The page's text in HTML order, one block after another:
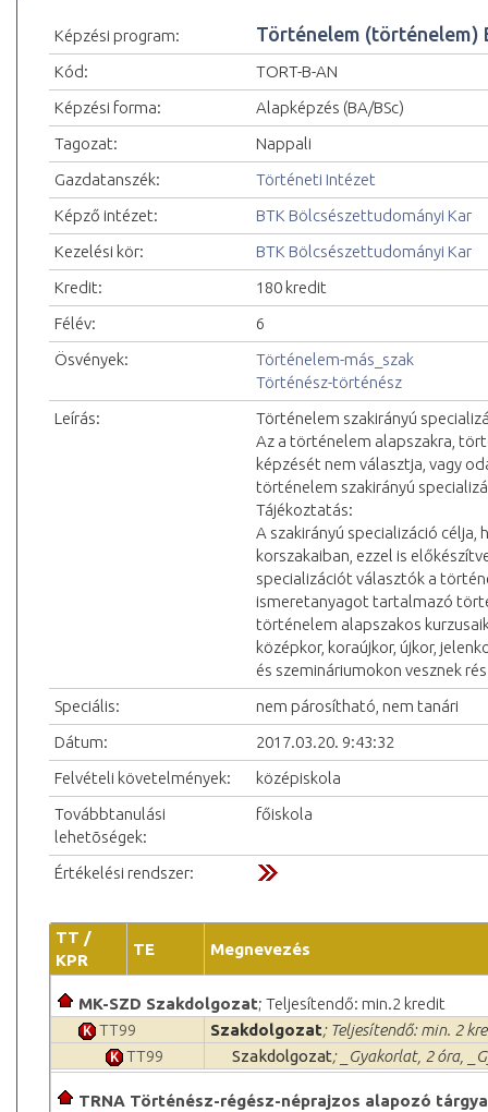
Képzési program: Történelem (történelem)
Kód:
TORT-B-AN
Képzési forma:
Alapképzés (BA/BSc)
Tagozat:
Nappali
Gazdatanszék:
Történeti Intézet
Képző intézet:
BTK Bölcsészettudományi Kar
Kezelési kör:
BTK Bölcsészettudományi Kar
Kredit:
180 kredit
Félév:
6
Ösvények:
Történelem-más_szak
Történész-történész
Leírás:
Történelem szakirányú
Az a történelem alapszakra,
képzését nem választja, vagy
történelem szakirányú
Tájékoztatás:
A szakirányú specializáció
korszakaiban, ezzel is
specializációt választók a
ismeretanyagot tartalmazó
történelem alapszakos
középkor, koraújkor, újkor,
és szemináriumokon vesznek
Speciális:
nem párosítható, nem tanári
Dátum:
2017.03.20. 9:43:32
Felvételi követelmények:
középiskola
Továbbtanulási
lehetõségek:
főiskola
Értékelési rendszer:
TT /
KPR
TE Megnevezés
MK-SZD Szakdolgozat; Teljesítendő: min.2 kredit
TT99
Szakdolgozat; Teljesítendő: min. 2
TT99
Szakdolgozat; _Gyakorlat, 2 óra,
TRNA Történész-régész-néprajzos alapozó